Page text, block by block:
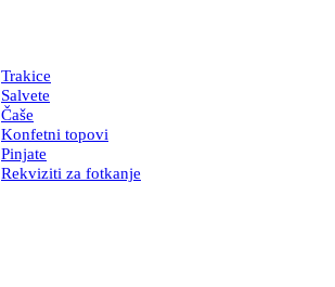
Trakice
Salvete
Čaše
Konfetni topovi
Pinjate
Rekviziti za fotkanje